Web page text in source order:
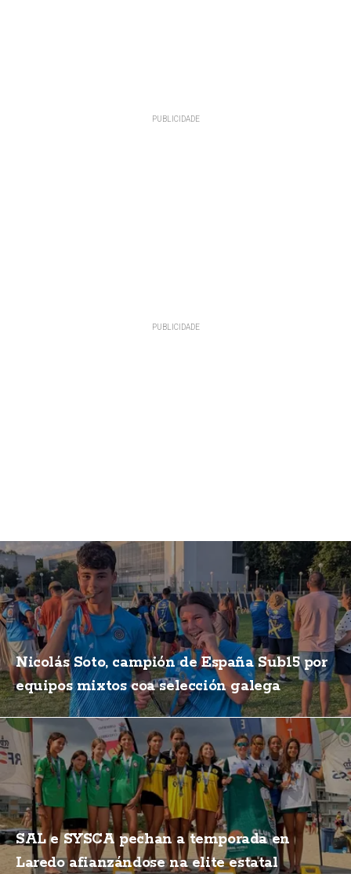
Nicolás Soto, campión de España Sub15 por
equipos mixtos coa selección galega
SAL e SYSCA pechan a temporada en
Laredo afianzándose na elite estatal